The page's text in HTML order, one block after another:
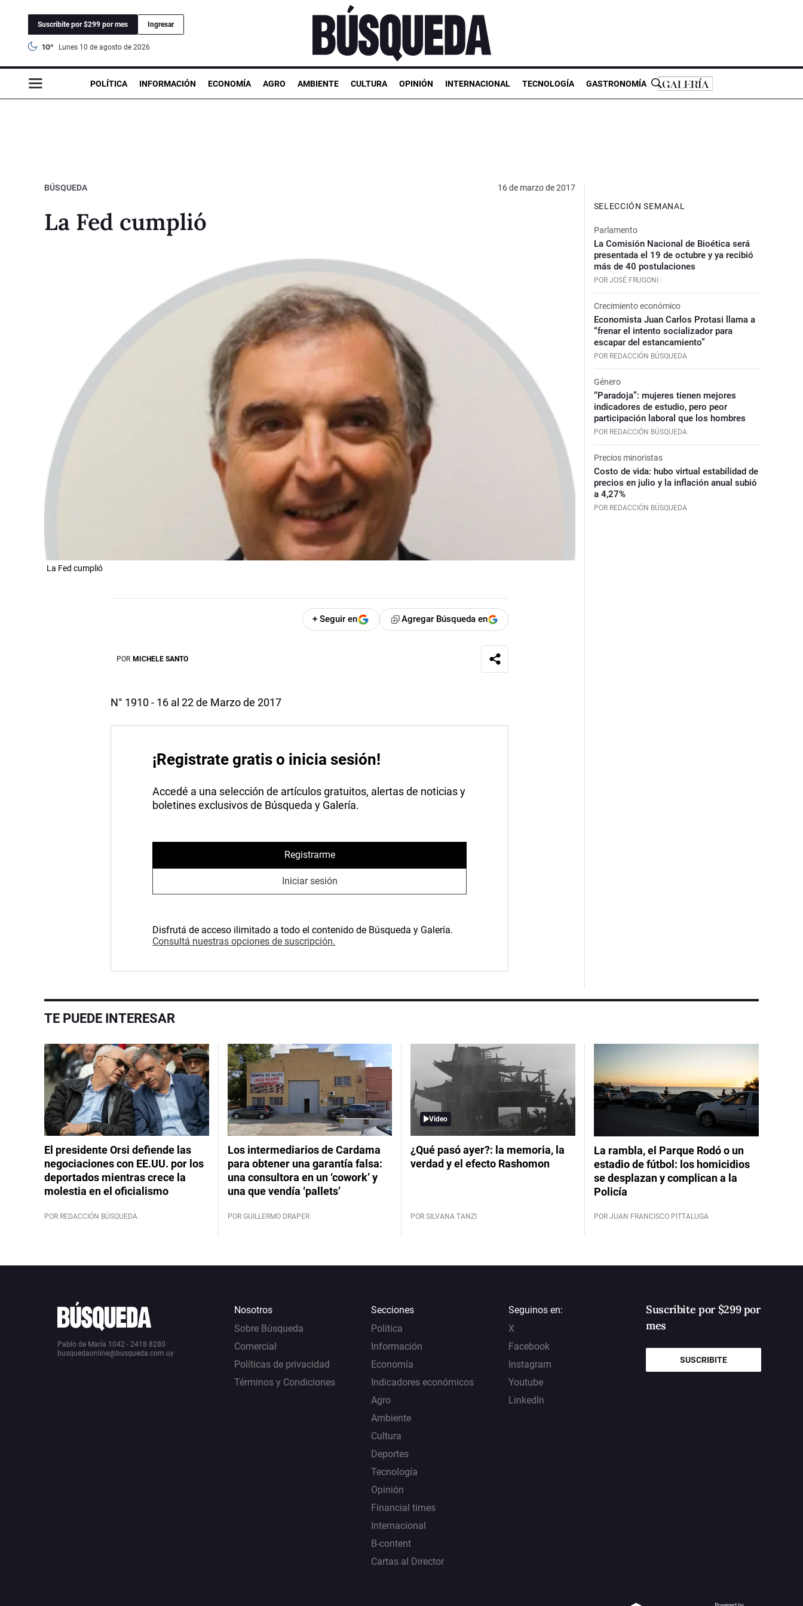
Suscribite por $299 por mes Ingresar
10° lunes 10 de agosto de 2026
POLÍTICA INFORMACIÓN ECONOMÍA AGRO AMBIENTE CULTURA OPINIÓN INTERNACIONAL TECNOLOGÍA GASTRONOMÍA
BÚSQUEDA 16 de marzo de 2017
La Fed cumplió
La Fed cumplió
+ Seguir en Agregar Búsqueda en
POR MICHELE SANTO
N° 1910 - 16 al 22 de Marzo de 2017
¡Registrate gratis o inicia sesión!
Accedé a una selección de artículos gratuitos, alertas de noticias y
boletines exclusivos de Búsqueda y Galería.
Registrarme
Iniciar sesión
Disfrutá de acceso ilimitado a todo el contenido de Búsqueda y Galería.
Consultá nuestras opciones de suscripción.
SELECCIÓN SEMANAL
Parlamento
La Comisión Nacional de Bioética será
presentada el 19 de octubre y ya recibió
más de 40 postulaciones
POR JOSÉ FRUGONI
Crecimiento económico
Economista Juan Carlos Protasi llama a
“frenar el intento socializador para
escapar del estancamiento”
POR REDACCIÓN BÚSQUEDA
Género
“Paradoja”: mujeres tienen mejores
indicadores de estudio, pero peor
participación laboral que los hombres
POR REDACCIÓN BÚSQUEDA
Precios minoristas
Costo de vida: hubo virtual estabilidad de
precios en julio y la inflación anual subió
a 4,27%
POR REDACCIÓN BÚSQUEDA
TE PUEDE INTERESAR
El presidente Orsi defiende las
negociaciones con EE.UU. por los
deportados mientras crece la
molestia en el oficialismo
POR REDACCIÓN BÚSQUEDA
Los intermediarios de Cardama
para obtener una garantía falsa:
una consultora en un ‘cowork’ y
una que vendía ‘pallets’
POR GUILLERMO DRAPER
Video
¿Qué pasó ayer?: la memoria, la
verdad y el efecto Rashomon
POR SILVANA TANZI
La rambla, el Parque Rodó o un
estadio de fútbol: los homicidios
se desplazan y complican a la
Policía
POR JUAN FRANCISCO PITTALUGA
Pablo de María 1042 - 2418 8280
busquedaonline@busqueda.com.uy
Nosotros
Sobre Búsqueda
Comercial
Políticas de privacidad
Términos y Condiciones
Secciones
Política
Información
Economía
Indicadores económicos
Agro
Ambiente
Cultura
Deportes
Tecnología
Opinión
Financial times
Internacional
B-content
Cartas al Director
Seguinos en:
X
Facebook
Instagram
Youtube
LinkedIn
Suscribite por $299 por
mes
SUSCRIBITE